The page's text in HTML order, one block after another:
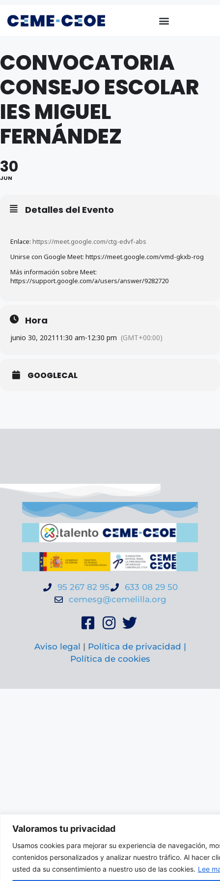
Valoramos tu privacidad
Usamos cookies para mejorar su experiencia de navegación,
contenidos personalizados y analizar nuestro tráfico. Al hacer
usted da su consentimiento a nuestro uso de las cookies. Lee
CONVOCATORIA
CONSEJO ESCOLAR
IES MIGUEL
FERNÁNDEZ
30
JUN
Detalles del Evento
Enlace: https://meet.google.com/ctg-edvf-abs
Unirse con Google Meet: https://meet.google.com/vmd-gkxb-rog
Más información sobre Meet:
https://support.google.com/a/users/answer/9282720
Hora
junio 30, 2021 11:30 am-12:30 pm (GMT+00:00)
GOOGLECAL
95 267 82 95
633 08 29 50
cemesg@cemelilla.org
Aviso legal | Política de privacidad |
Política de cookies